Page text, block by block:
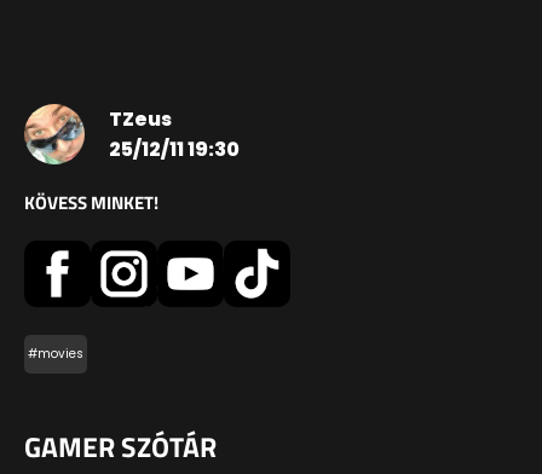
TZeus
25/12/11 19:30
KÖVESS MINKET!
#movies
GAMER SZÓTÁR